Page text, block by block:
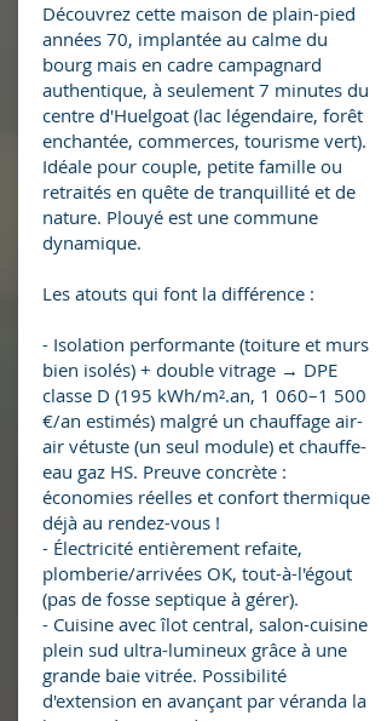
Découvrez cette maison de plain-pied
années 70, implantée au calme du
bourg mais en cadre campagnard
authentique, à seulement 7 minutes du
centre d'Huelgoat (lac légendaire, forêt
enchantée, commerces, tourisme vert).
Idéale pour couple, petite famille ou
retraités en quête de tranquillité et de
nature. Plouyé est une commune
dynamique.
Les atouts qui font la différence :
- Isolation performante (toiture et murs
bien isolés) + double vitrage → DPE
classe D (195 kWh/m².an, 1 060–1 500
€/an estimés) malgré un chauffage air-
air vétuste (un seul module) et chauffe-
eau gaz HS. Preuve concrète :
économies réelles et confort thermique
déjà au rendez-vous !
- Électricité entièrement refaite,
plomberie/arrivées OK, tout-à-l'égout
(pas de fosse septique à gérer).
- Cuisine avec îlot central, salon-cuisine
plein sud ultra-lumineux grâce à une
grande baie vitrée. Possibilité
d'extension en avançant par véranda la